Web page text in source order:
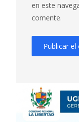
en este
comente.